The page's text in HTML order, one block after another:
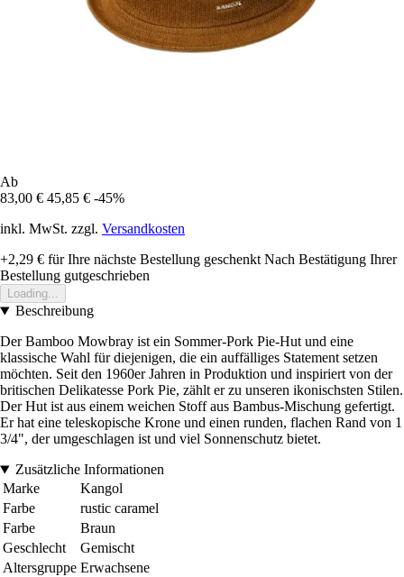
Ab
83,00 € 45,85 € -45%
inkl. MwSt. zzgl. Versandkosten
+2,29 € für Ihre nächste Bestellung geschenkt Nach Bestätigung Ihrer
Bestellung gutgeschrieben
Loading...
Beschreibung
Der Bamboo Mowbray ist ein Sommer-Pork Pie-Hut und eine
klassische Wahl für diejenigen, die ein auffälliges Statement setzen
möchten. Seit den 1960er Jahren in Produktion und inspiriert von der
britischen Delikatesse Pork Pie, zählt er zu unseren ikonischsten Stilen.
Der Hut ist aus einem weichen Stoff aus Bambus-Mischung gefertigt.
Er hat eine teleskopische Krone und einen runden, flachen Rand von 1
3/4", der umgeschlagen ist und viel Sonnenschutz bietet.
Zusätzliche Informationen
Marke
Kangol
Farbe
rustic caramel
Farbe
Braun
Geschlecht
Gemischt
Altersgruppe Erwachsene